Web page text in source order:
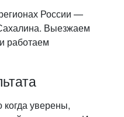
России —
Выезжаем
работаем
когда уверены,